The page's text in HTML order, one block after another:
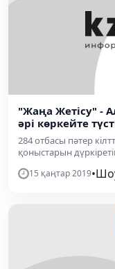
"Жаңа Жетісу" -
әрі көркейте
284 отбасы пәтер
қоныстарын
15 қаңтар 2019•